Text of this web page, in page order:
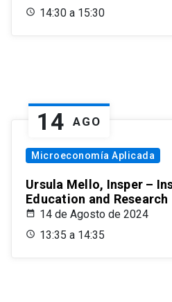
14:30 a 15:30
14 AGO
Microeconomía Aplicada
Ursula Mello, Insper –
Education and Research
14 de Agosto de 2024
13:35 a 14:35